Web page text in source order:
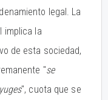
legal. La
implica la
de esta sociedad,
"se
", cuota que se